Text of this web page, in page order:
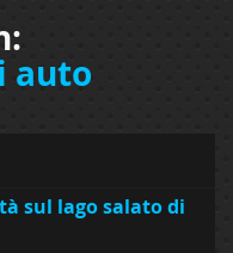
auto
sul lago salato di